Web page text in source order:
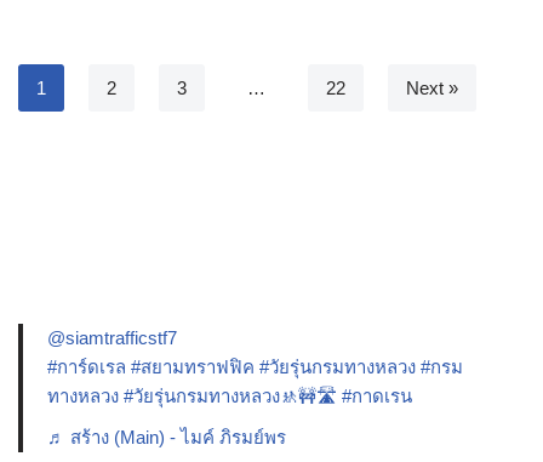
1 2 3 … 22 Next »
@siamtrafficstf7
#การ์ดเรล #สยามทราฟฟิค #วัยรุ่นกรมทางหลวง #กรม
ทางหลวง #วัยรุ่นกรมทางหลวง🚸🚧🛣️ #กาดเรน
♬ สร้าง (Main) - ไมค์ ภิรมย์พร